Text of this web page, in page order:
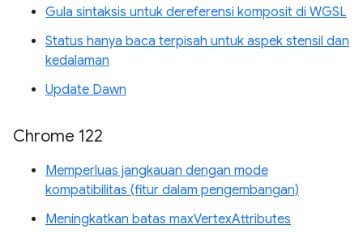
Gula sintaksis untuk dereferensi komposit di WGSL
Status hanya baca terpisah untuk aspek stensil dan
kedalaman
Update Dawn
Chrome 122
Memperluas jangkauan dengan mode
kompatibilitas (fitur dalam pengembangan)
Meningkatkan batas maxVertexAttributes